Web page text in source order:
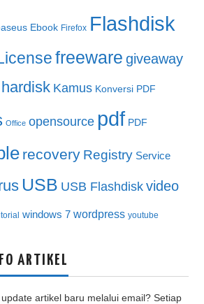
Ebook Firefox Flashdisk
freeware giveaway
hardisk Kamus Konversi PDF
Office opensource pdf PDF
recovery Registry Service
USB USB Flashdisk video
windows 7 wordpress youtube
ARTIKEL
artikel baru melalui email? Setiap